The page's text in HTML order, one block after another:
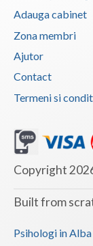
Adauga cabinet
Zona membri
Ajutor
Contact
Termeni si
Copyright
Built from
Psihologi in Alba